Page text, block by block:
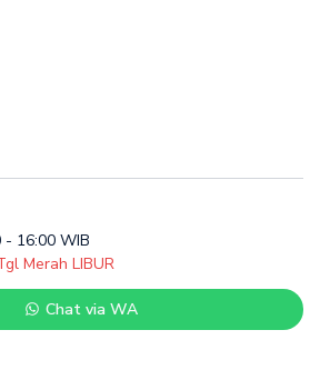
- 16:00 WIB
Merah LIBUR
Chat via WA